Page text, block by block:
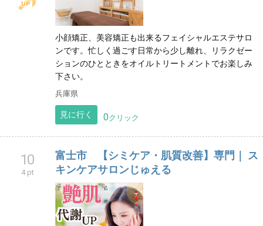
小顔矯正、美容矯正も出来るフェイシャルエステサロ
ンです。忙しく過ごす日常から少し離れ、リラクゼー
ションのひとときをオイルトリートメントでお楽しみ
下さい。
兵庫県
見に行く 0クリック
10
4 pt
富士市 【シミケア・肌質改善】専門｜ ス
キンケアサロンじゅえる